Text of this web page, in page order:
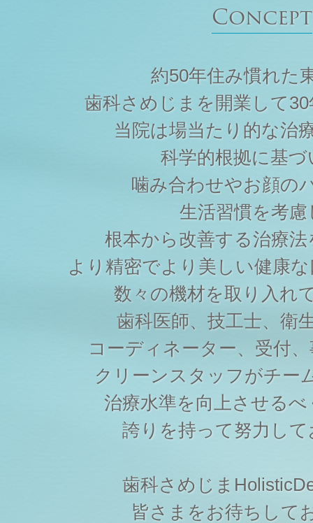
Concept
約50年住み慣れた
歯科さめじまを開業して
当院は場当たり的な治
科学的根拠に基づ
噛み合わせやお顔の
生活習慣を考慮
根本から改善する治療
より精密でより美しい健康
数々の機材を取り入れ
歯科医師、技工士、衛
コーディネーター、受付
クリーンスタッフがチー
治療水準を向上させる
誇りを持って努力し
歯科さめじま
皆さまをお待ちして